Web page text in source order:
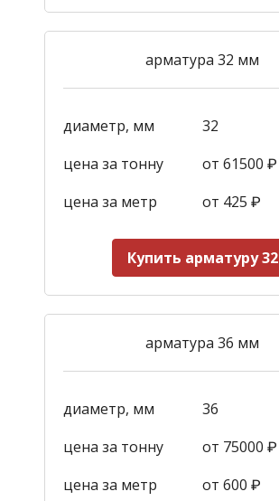
арматура 32 мм
диаметр, мм
32
цена за тонну
от 61500 ₽
цена за метр
от 425 ₽
Купить арматуру 32
арматура 36 мм
диаметр, мм
36
цена за тонну
от 75000 ₽
цена за метр
от 600 ₽